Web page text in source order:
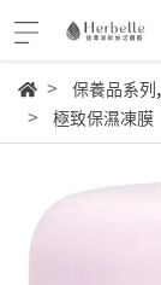
保養品系列,
極致保濕凍膜